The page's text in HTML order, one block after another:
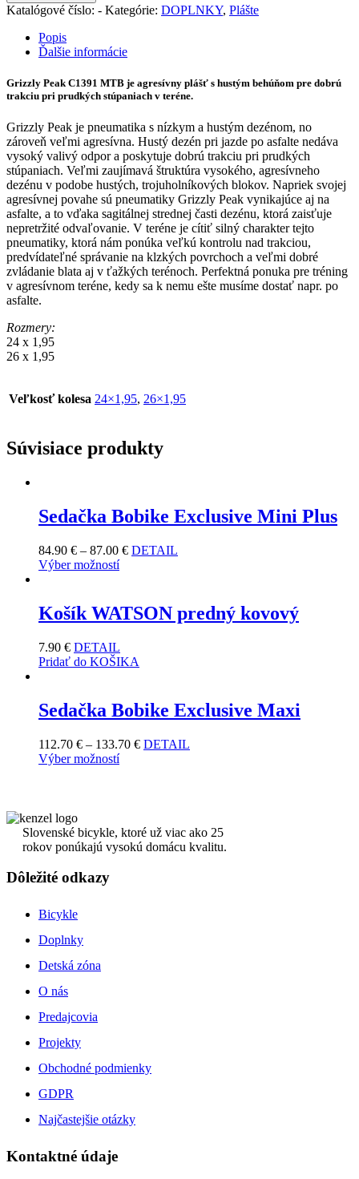
Katalógové číslo: - Kategórie: DOPLNKY, Plášte
Popis
Ďalšie informácie
Grizzly Peak C1391 MTB je agresívny plášť s hustým behúňom pre dobrú
trakciu pri prudkých stúpaniach v teréne.
Grizzly Peak je pneumatika s nízkym a hustým dezénom, no
zároveň veľmi agresívna. Hustý dezén pri jazde po asfalte nedáva
vysoký valivý odpor a poskytuje dobrú trakciu pri prudkých
stúpaniach. Veľmi zaujímavá štruktúra vysokého, agresívneho
dezénu v podobe hustých, trojuholníkových blokov. Napriek svojej
agresívnej povahe sú pneumatiky Grizzly Peak vynikajúce aj na
asfalte, a to vďaka sagitálnej strednej časti dezénu, ktorá zaisťuje
nepretržité odvaľovanie. V teréne je cítiť silný charakter tejto
pneumatiky, ktorá nám ponúka veľkú kontrolu nad trakciou,
predvídateľné správanie na klzkých povrchoch a veľmi dobré
zvládanie blata aj v ťažkých terénoch. Perfektná ponuka pre tréning
v agresívnom teréne, kedy sa k nemu ešte musíme dostať napr. po
asfalte.
Rozmery:
24 x 1,95
26 x 1,95
Veľkosť kolesa 24×1,95, 26×1,95
Súvisiace produkty
Sedačka Bobike Exclusive Mini Plus
84.90 € – 87.00 € DETAIL
Výber možností
Košík WATSON predný kovový
7.90 € DETAIL
Pridať do KOŠIKA
Sedačka Bobike Exclusive Maxi
112.70 € – 133.70 € DETAIL
Výber možností
Slovenské bicykle, ktoré už viac ako 25
rokov ponúkajú vysokú domácu kvalitu.
Dôležité odkazy
Bicykle
Doplnky
Detská zóna
O nás
Predajcovia
Projekty
Obchodné podmienky
GDPR
Najčastejšie otázky
Kontaktné údaje